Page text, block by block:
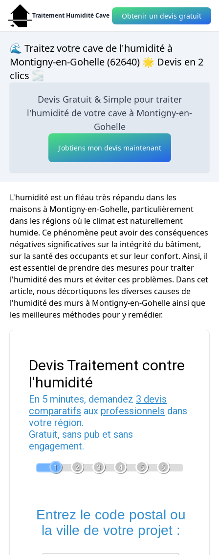
Traitement Humidité Cave Obtenir un devis gratuit
🌊 Traitez votre cave de l'humidité à
Montigny-en-Gohelle (62640) 🌟 Devis en 2
clics 🌫
Devis Gratuit & Simple pour traiter
l'humidité de votre cave à Montigny-en-
Gohelle
J'obtiens mon devis maintenant
L'humidité est un fléau très répandu dans les
maisons à Montigny-en-Gohelle, particulièrement
dans les régions où le climat est naturellement
humide. Ce phénomène peut avoir des conséquences
négatives significatives sur la intégrité du bâtiment,
sur la santé des occupants et sur leur confort. Ainsi, il
est essentiel de prendre des mesures pour traiter
l'humidité des murs et éviter ces problèmes. Dans cet
article, nous décortiquons les diverses causes de
l'humidité des murs à Montigny-en-Gohelle ainsi que
les meilleures méthodes pour y remédier.
Devis Traitement contre
l'humidité
En 5 minutes, demandez 3 devis
comparatifs aux professionnels dans
votre région.
Gratuit, sans pub et sans
engagement.
1 2 3 4 5 6
Entrez le code postal ou
la ville de votre projet :